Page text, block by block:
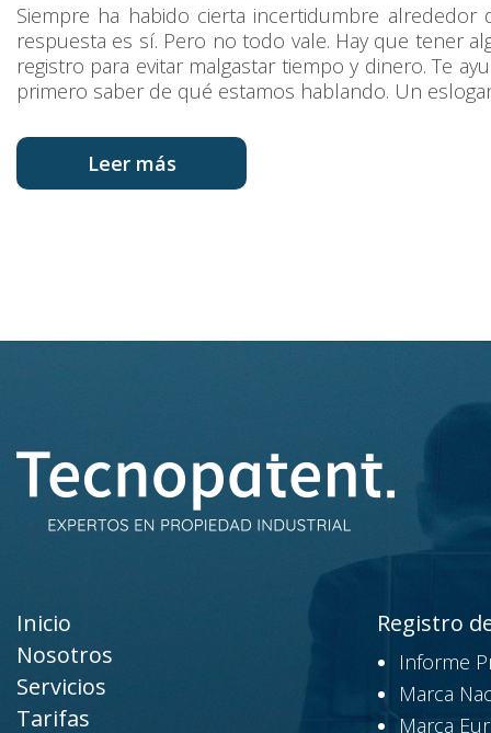
Siempre ha habido cierta incertidumbre alrededor
respuesta es sí. Pero no todo vale. Hay que tener
registro para evitar malgastar tiempo y dinero. Te
primero saber de qué estamos hablando. Un
Leer más
Inicio
Nosotros
Servicios
Tarifas
Registro
Informe
Marca
Marca